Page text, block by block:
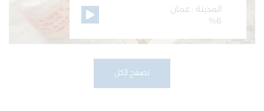
المدينة : عمان
%6
تصفح الكل